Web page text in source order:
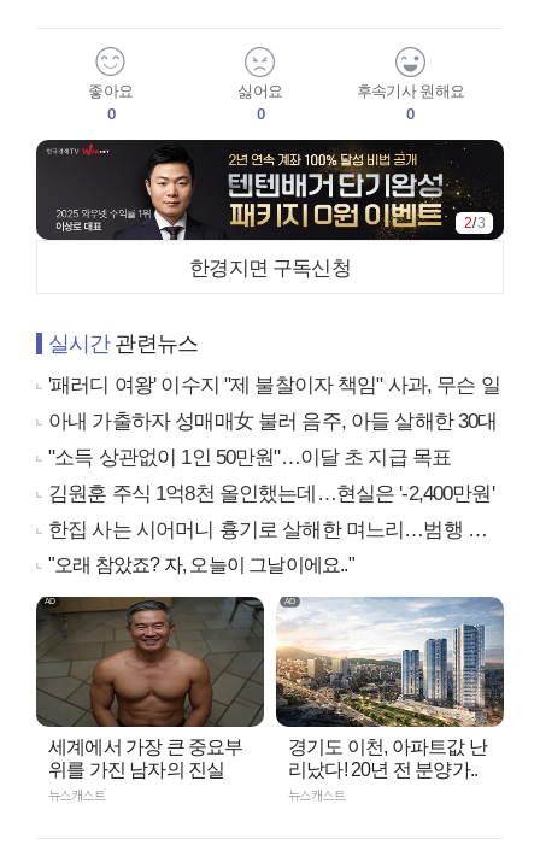
좋아요
0
싫어요
0
후속기사 원해요
0
2/3
한경지면 구독신청
실시간관련뉴스
'패러디 여왕' 이수지 "제 불찰이자 책임" 사과, 무슨 일
아내 가출하자 성매매女 불러 음주, 아들 살해한 30대
"소득 상관없이 1인 50만원"…이달 초 지급 목표
김원훈 주식 1억8천 올인했는데…현실은 '-2,400만원'
한집 사는 시어머니 흉기로 살해한 며느리…범행 동기는
"오래 참았죠? 자, 오늘이 그날이에요.."
세계에서 가장 큰 중요부
위를 가진 남자의 진실
뉴스캐스트
경기도 이천, 아파트값 난
리났다! 20년 전 분양가..
뉴스캐스트